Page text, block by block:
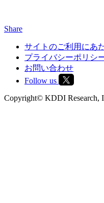
Share
サイトのご利用にあ
プライバシーポリシ
お問い合わせ
Follow us
Copyright© KDDI Research,